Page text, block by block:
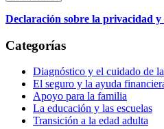
Declaración sobre la privacidad
Categorías
Diagnóstico y el cuidado de
El seguro y la ayuda
Apoyo para la familia
La educación y las escuelas
Transición a la edad adulta